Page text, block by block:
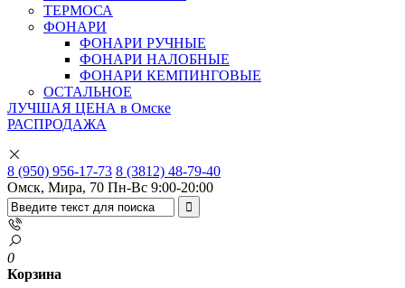
ТЕРМОСА
ФОНАРИ
ФОНАРИ РУЧНЫЕ
ФОНАРИ НАЛОБНЫЕ
ФОНАРИ КЕМПИНГОВЫЕ
ОСТАЛЬНОЕ
ЛУЧШАЯ ЦЕНА в Омске
РАСПРОДАЖА
8 (950) 956-17-73 8 (3812) 48-79-40
Омск, Мира, 70 Пн-Вс 9:00-20:00
0
Корзина